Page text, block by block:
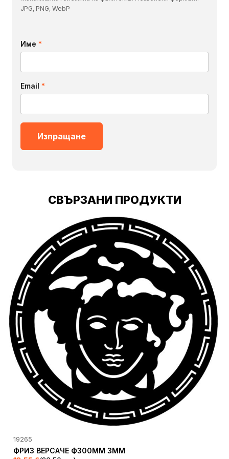
JPG, PNG, WebP
Име *
Email *
СВЪРЗАНИ ПРОДУКТИ
19265
ФРИЗ ВЕРСАЧЕ Ф300ММ 3ММ